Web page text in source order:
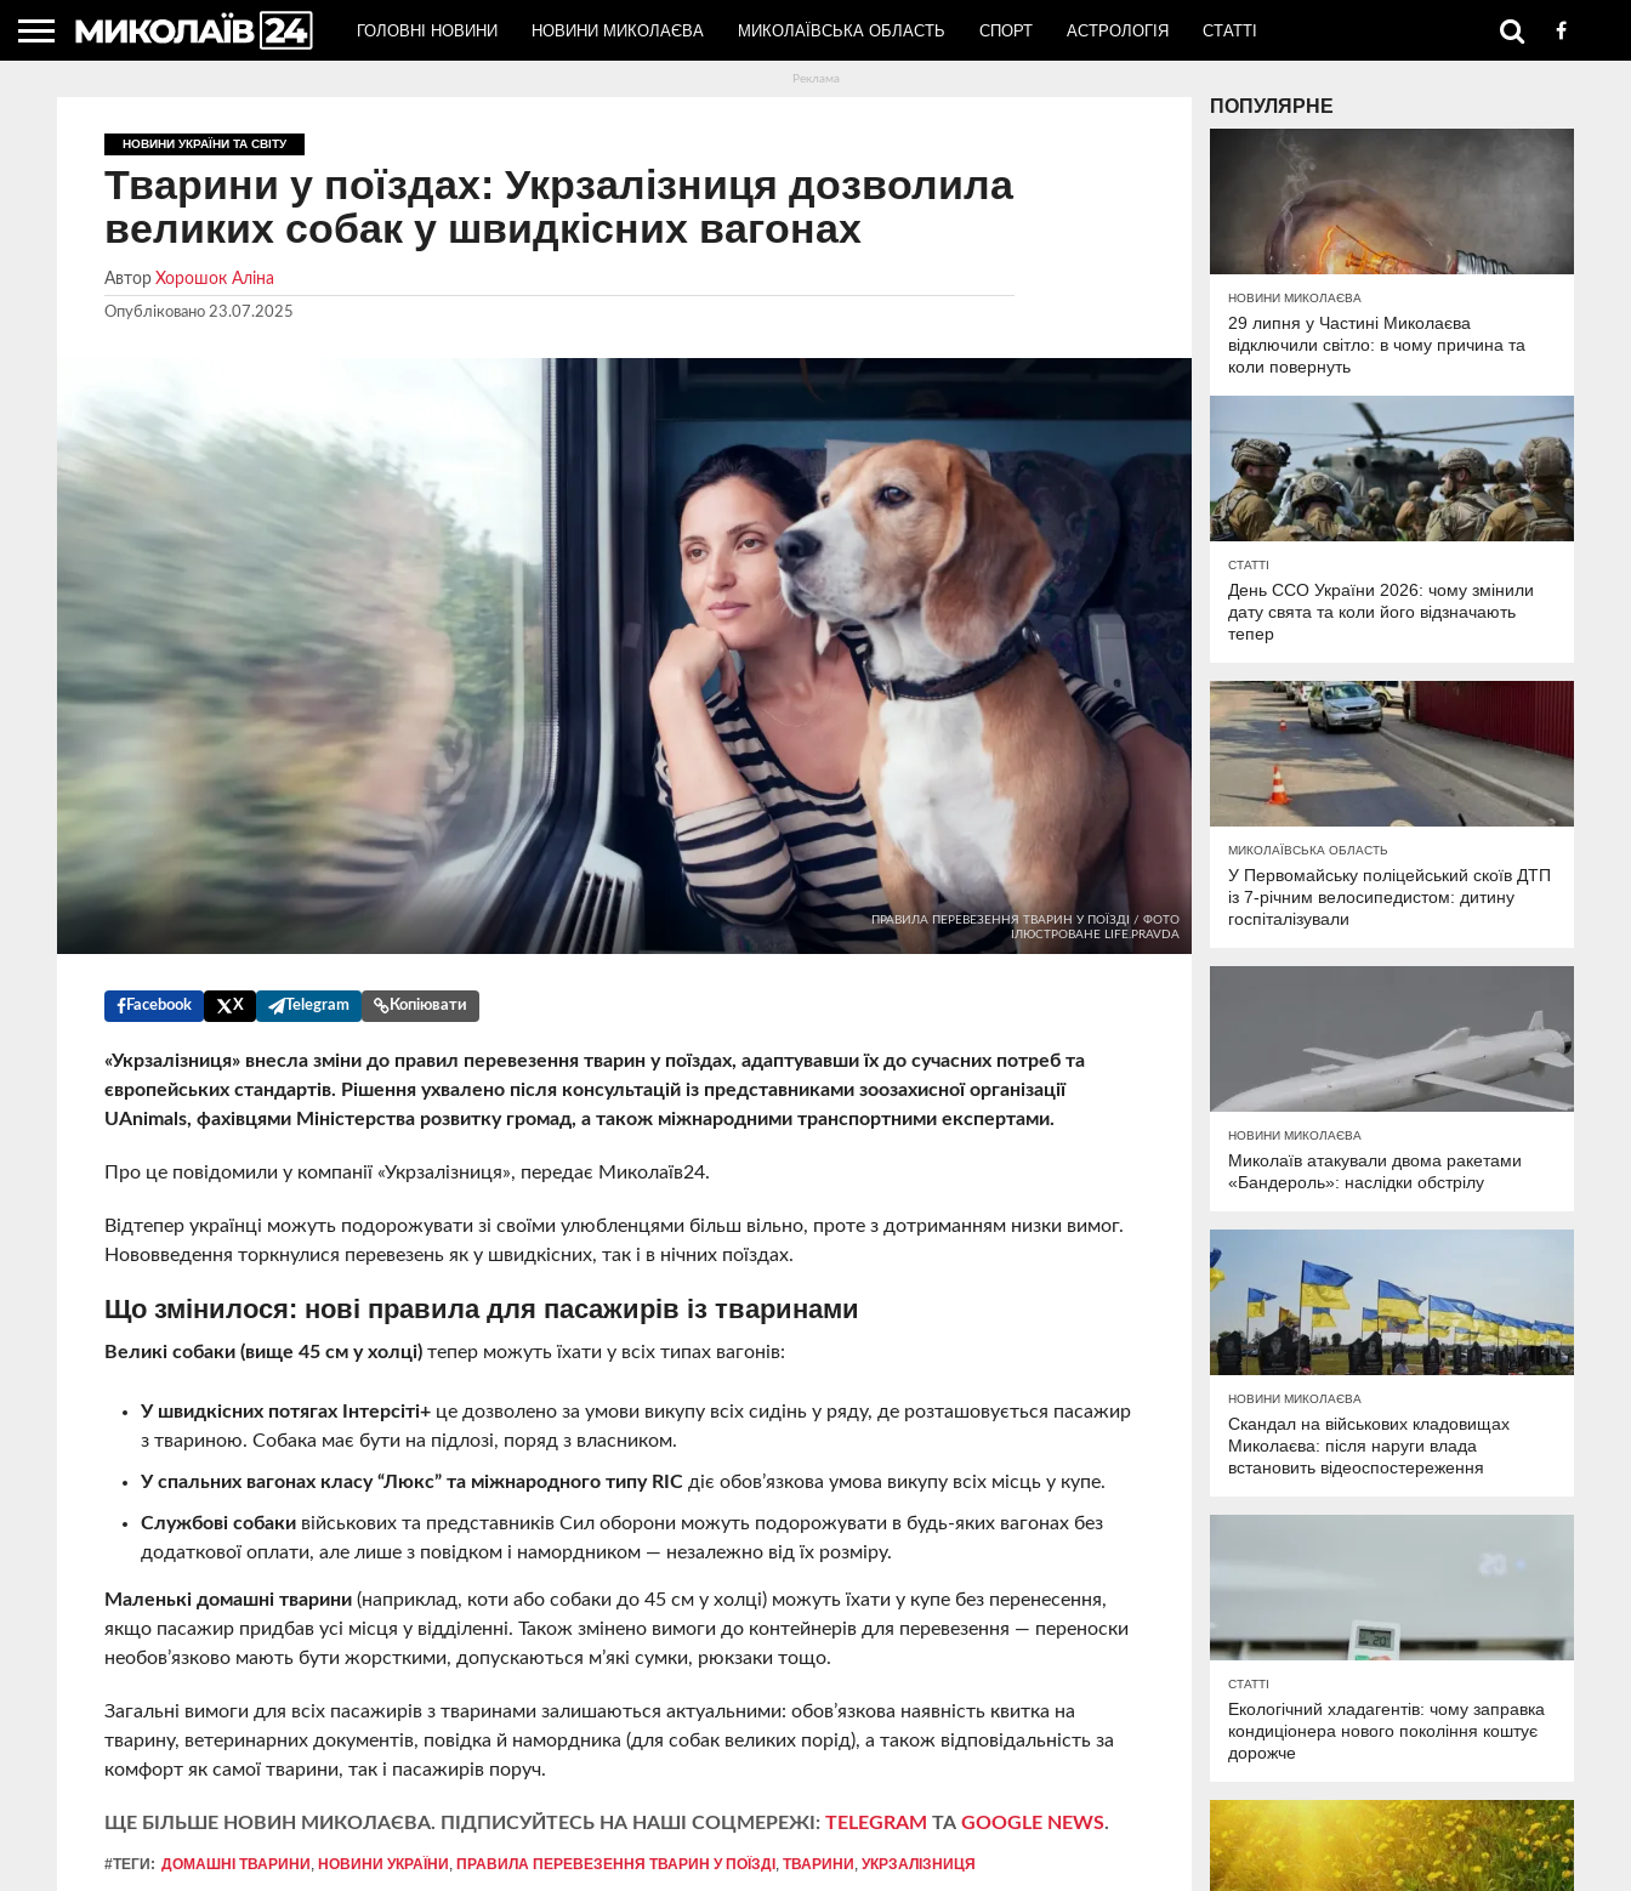
ГОЛОВНІ НОВИНИ НОВИНИ МИКОЛАЄВА МИКОЛАЇВСЬКА ОБЛАСТЬ СПОРТ АСТРОЛОГІЯ СТАТТІ
НОВИНИ УКРАЇНИ ТА СВІТУ
Тварини у поїздах: Укрзалізниця дозволила
великих собак у швидкісних вагонах
Автор Хорошок Аліна
Опубліковано 23.07.2025
ПРАВИЛА ПЕРЕВЕЗЕННЯ ТВАРИН У ПОЇЗДІ / ФОТО
ІЛЮСТРОВАНЕ LIFE.PRAVDA
Facebook X Telegram Копіювати
«Укрзалізниця» внесла зміни до правил перевезення тварин у поїздах, адаптувавши їх до сучасних потреб та
європейських стандартів. Рішення ухвалено після консультацій із представниками зоозахисної організації
UAnimals, фахівцями Міністерства розвитку громад, а також міжнародними транспортними експертами.
Про це повідомили у компанії «Укрзалізниця», передає Миколаїв24.
Відтепер українці можуть подорожувати зі своїми улюбленцями більш вільно, проте з дотриманням низки вимог.
Нововведення торкнулися перевезень як у швидкісних, так і в нічних поїздах.
Що змінилося: нові правила для пасажирів із тваринами
Великі собаки (вище 45 см у холці) тепер можуть їхати у всіх типах вагонів:
У швидкісних потягах Інтерсіті+ це дозволено за умови викупу всіх сидінь у ряду, де розташовується пасажир
з твариною. Собака має бути на підлозі, поряд з власником.
У спальних вагонах класу “Люкс” та міжнародного типу RIC діє обов’язкова умова викупу всіх місць у купе.
Службові собаки військових та представників Сил оборони можуть подорожувати в будь-яких вагонах без
додаткової оплати, але лише з повідком і намордником — незалежно від їх розміру.
Маленькі домашні тварини (наприклад, коти або собаки до 45 см у холці) можуть їхати у купе без перенесення,
якщо пасажир придбав усі місця у відділенні. Також змінено вимоги до контейнерів для перевезення — переноски
необов’язково мають бути жорсткими, допускаються м’які сумки, рюкзаки тощо.
Загальні вимоги для всіх пасажирів з тваринами залишаються актуальними: обов’язкова наявність квитка на
тварину, ветеринарних документів, повідка й намордника (для собак великих порід), а також відповідальність за
комфорт як самої тварини, так і пасажирів поруч.
ЩЕ БІЛЬШЕ НОВИН МИКОЛАЄВА. ПІДПИСУЙТЕСЬ НА НАШІ СОЦМЕРЕЖІ:TELEGRAM ТАGOOGLE NEWS.
#ТЕГИ: ДОМАШНІ ТВАРИНИ,НОВИНИ УКРАЇНИ,ПРАВИЛА ПЕРЕВЕЗЕННЯ ТВАРИН У ПОЇЗДІ,ТВАРИНИ,УКРЗАЛІЗНИЦЯ
ПОПУЛЯРНЕ
НОВИНИ МИКОЛАЄВА
29 липня у Частині Миколаєва
відключили світло: в чому причина та
коли повернуть
СТАТТІ
День ССО України 2026: чому змінили
дату свята та коли його відзначають
тепер
МИКОЛАЇВСЬКА ОБЛАСТЬ
У Первомайську поліцейський скоїв ДТП
із 7-річним велосипедистом: дитину
госпіталізували
НОВИНИ МИКОЛАЄВА
Миколаїв атакували двома ракетами
«Бандероль»: наслідки обстрілу
НОВИНИ МИКОЛАЄВА
Скандал на військових кладовищах
Миколаєва: після наруги влада
встановить відеоспостереження
СТАТТІ
Екологічний хладагентів: чому заправка
кондиціонера нового покоління коштує
дорожче